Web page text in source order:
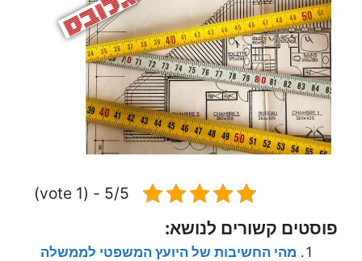
5/5 - (1 vote)
פוסטים קשורים לנושא:
מהי החשיבות של היועץ המשפטי לממשלה